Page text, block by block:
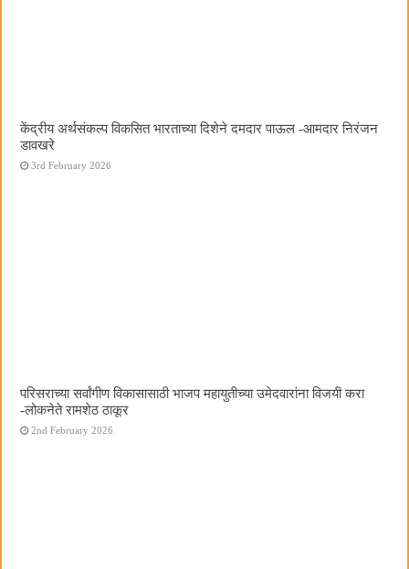
केंद्रीय अर्थसंकल्प विकसित भारताच्या दिशेने दमदार पाऊल -आमदार निरंजन
डावखरे
3rd February 2026
परिसराच्या सर्वांगीण विकासासाठी भाजप महायुतीच्या उमेदवारांना विजयी करा
-लोकनेते रामशेठ ठाकूर
2nd February 2026